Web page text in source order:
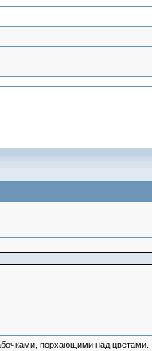
порхающими над цветами.